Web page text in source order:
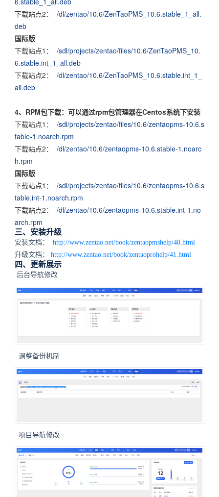
下载站点2： /dl/zentao/10.6/ZenTaoPMS_10.6.stable_1_all.
deb
国际版
下载站点1： /sdl/projects/zentao/files/10.6/ZenTaoPMS_10.
6.stable.int_1_all.deb
下载站点2： /dl/zentao/10.6/ZenTaoPMS_10.6.stable.int_1_
all.deb
4、RPM包下载：可以通过rpm包管理器在Centos系统下安装
下载站点1： /sdl/projects/zentao/files/10.6/zentaopms-10.6.s
table-1.noarch.rpm
下载站点2： /dl/zentao/10.6/zentaopms-10.6.stable-1.noarc
h.rpm
国际版
下载站点1： /sdl/projects/zentao/files/10.6/zentaopms-10.6.s
table.int-1.noarch.rpm
下载站点2： /dl/zentao/10.6/zentaopms-10.6.stable.int-1.no
arch.rpm
三、安装升级
安装文档： http://www.zentao.net/book/zentaopmshelp/40.html
升级文档： http://www.zentao.net/book/zentaoprohelp/41.html
四、更新展示
后台导航修改
调整备份机制
项目导航修改